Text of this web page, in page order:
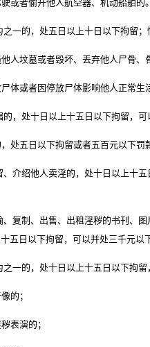
驶或者偷开他人航空器、机动船舶的
之一的，处五日以上十日以下拘留
他人坟墓或者毁坏、丢弃他人尸骨、
尸体或者因停放尸体影响他人正常
的，处十日以上十五日以下拘留，
处五日以下拘留或者五百元以下罚
、介绍他人卖淫的，处十日以上十
、复制、出售、出租淫秽的书刊、
五日以下拘留，可以并处三千元
之一的，处十日以上十五日以下拘
的；
表演的；